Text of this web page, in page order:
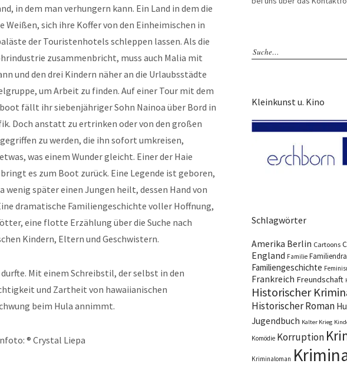
in dem man verhungern kann. Ein Land in dem die
Weißen, sich ihre Koffer von den Einheimischen in
der Touristenhotels schleppen lassen. Als die
zusammenbricht, muss auch Malia mit
und den drei Kindern näher an die Urlaubsstädte
um Arbeit zu finden. Auf einer Tour mit dem
fällt ihr siebenjähriger Sohn Nainoa über Bord in
Doch anstatt zu ertrinken oder von den großen
zu werden, die ihn sofort umkreisen,
was einem Wunder gleicht. Einer der Haie
es zum Boot zurück. Eine Legende ist geboren,
später einen Jungen heilt, dessen Hand von
dramatische Familiengeschichte voller Hoffnung,
eine flotte Erzählung über die Suche nach
Kindern, Eltern und Geschwistern.
Mit einem Schreibstil, der selbst in den
und Zartheit von hawaiianischen
beim Hula annimmt.
® Crystal Liepa
Kleinkunst u. Kino
Schlagwörter
Amerika Berlin Cartoons
England Familie
Familiengeschichte
Frankreich Freundschaft
Historischer
Historischer Roman
Jugendbuch Kalter Krieg
Komödie Korruption
Kriminaloman